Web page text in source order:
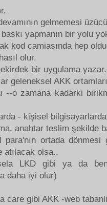
gelmemesi
baskı yapmanın bir yolu
kod camiasında hep
olur.
bir uygulama yazar.
geleneksel AKK
--o zamana kadarki
- kişisel
anahtar teslim şekilde
ortada dönmesi
atılacak olsa..
LKD gibi ya da
daha iyi olur)
care gibi AKK -web